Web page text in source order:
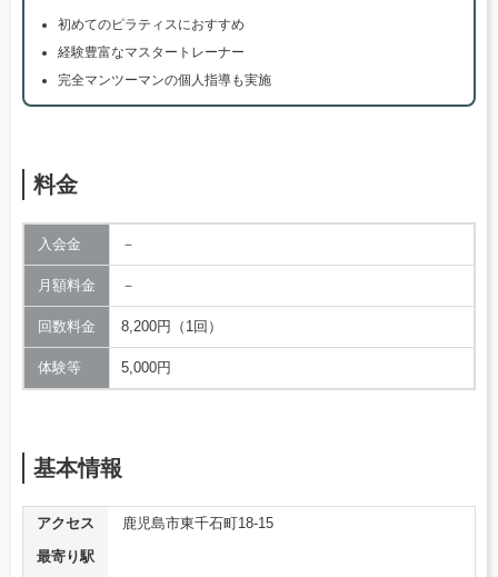
初めてのピラティスにおすすめ
経験豊富なマスタートレーナー
完全マンツーマンの個人指導も実施
料金
入会金 －
月額料金 －
回数料金 8,200円（1回）
体験等 5,000円
基本情報
アクセス
鹿児島市東千石町18-15
最寄り駅